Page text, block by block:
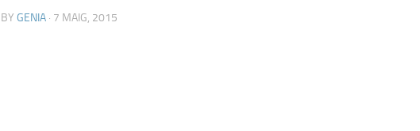
BY GENIA · 7 MAIG, 2015